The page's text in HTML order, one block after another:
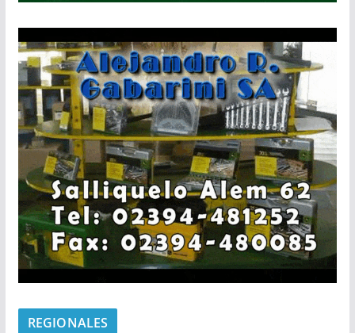
REGIONALES